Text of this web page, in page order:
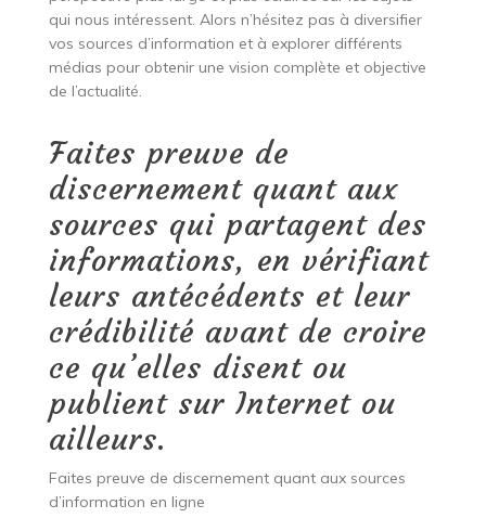
qui nous intéressent. Alors n’hésitez pas à diversifier
vos sources d’information et à explorer différents
médias pour obtenir une vision complète et objective
de l’actualité.
Faites preuve de
discernement quant aux
sources qui partagent des
informations, en vérifiant
leurs antécédents et leur
crédibilité avant de croire
ce qu’elles disent ou
publient sur Internet ou
ailleurs.
Faites preuve de discernement quant aux sources
d’information en ligne